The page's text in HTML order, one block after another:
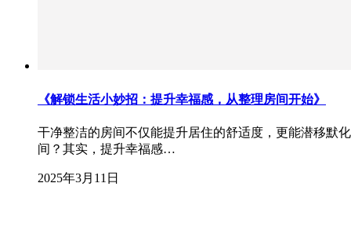
《解锁生活小妙招：提升幸福感，从整理房间开始》
干净整洁的房间不仅能提升居住的舒适度，更能潜移默
间？其实，提升幸福感…
2025年3月11日